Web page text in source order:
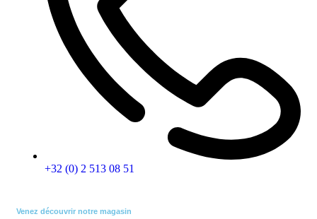
+32 (0) 2 513 08 51
Venez découvrir notre magasin